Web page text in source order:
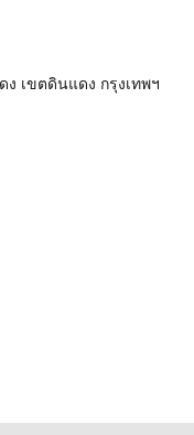
เขตดินแดง กรุงเทพฯ